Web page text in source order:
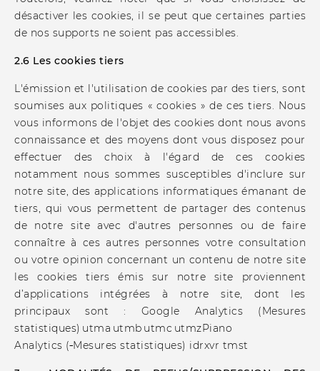
désactiver les cookies, il se peut que certaines parties
de nos supports ne soient pas accessibles.
2.6 Les cookies tiers
L'émission et l'utilisation de cookies par des tiers, sont
soumises aux politiques « cookies » de ces tiers. Nous
vous informons de l'objet des cookies dont nous avons
connaissance et des moyens dont vous disposez pour
effectuer des choix à l'égard de ces cookies
notamment nous sommes susceptibles d'inclure sur
notre site, des applications informatiques émanant de
tiers, qui vous permettent de partager des contenus
de notre site avec d'autres personnes ou de faire
connaître à ces autres personnes votre consultation
ou votre opinion concernant un contenu de notre site
les cookies tiers émis sur notre site proviennent
d’applications intégrées à notre site, dont les
principaux sont : Google Analytics (Mesures
statistiques) utma utmb utmc utmzPiano
Analytics ( Mesures statistiques) idrxvr tmst